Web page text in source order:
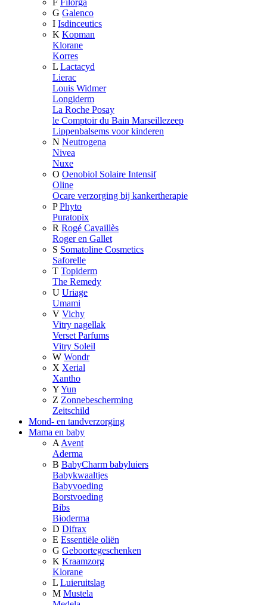
F Filorga
G Galenco
I Isdinceutics
K Kopman
Klorane
Korres
L Lactacyd
Lierac
Louis Widmer
Longiderm
La Roche Posay
le Comptoir du Bain Marseillezeep
Lippenbalsems voor kinderen
N Neutrogena
Nivea
Nuxe
O Oenobiol Solaire Intensif
Oline
Ocare verzorging bij kankertherapie
P Phyto
Puratopix
R Rogé Cavaillès
Roger en Gallet
S Somatoline Cosmetics
Saforelle
T Topiderm
The Remedy
U Uriage
Umami
V Vichy
Vitry nagellak
Verset Parfums
Vitry Soleil
W Wondr
X Xerial
Xantho
YYun
Z Zonnebescherming
Zeitschild
Mond- en tandverzorging
Mama en baby
A Avent
Aderma
B BabyCharm babyluiers
Babykwaaltjes
Babyvoeding
Borstvoeding
Bibs
Bioderma
D Difrax
E Essentiële oliën
G Geboortegeschenken
K Kraamzorg
Klorane
L Luieruitslag
M Mustela